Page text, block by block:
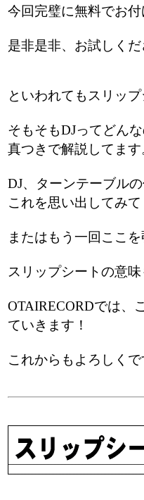
今回完璧に無料でお付
是非是非、お試しくだ
といわれてもスリッ
そもそもDJってどん
真つきで解説してます
DJ、ターンテーブル
これを思い出してみて
またはもう一回ここを
スリップシートの意
OTAIRECORDでは、
ていきます！
これからもよろしくで